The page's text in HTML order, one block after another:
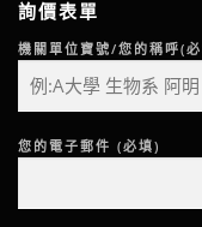
詢價表單
機關單位寶號/您的稱呼(
您的電子郵件 (必填)